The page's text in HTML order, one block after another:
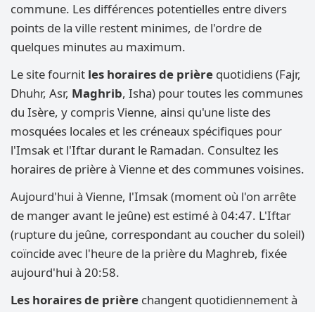
commune. Les différences potentielles entre divers
points de la ville restent minimes, de l'ordre de
quelques minutes au maximum.
Le site fournit les horaires de prière quotidiens (Fajr,
Dhuhr, Asr, Maghrib, Isha) pour toutes les communes
du Isère, y compris Vienne, ainsi qu'une liste des
mosquées locales et les créneaux spécifiques pour
l'Imsak et l'Iftar durant le Ramadan. Consultez les
horaires de prière à Vienne et des communes voisines.
Aujourd'hui à Vienne, l'Imsak (moment où l'on arrête
de manger avant le jeûne) est estimé à 04:47. L'Iftar
(rupture du jeûne, correspondant au coucher du soleil)
coïncide avec l'heure de la prière du Maghreb, fixée
aujourd'hui à 20:58.
Les horaires de prière changent quotidiennement à